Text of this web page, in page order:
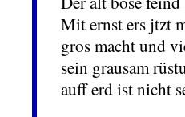
Mit ernst ers jtzt
gros macht und
sein grausam
auff erd ist nicht